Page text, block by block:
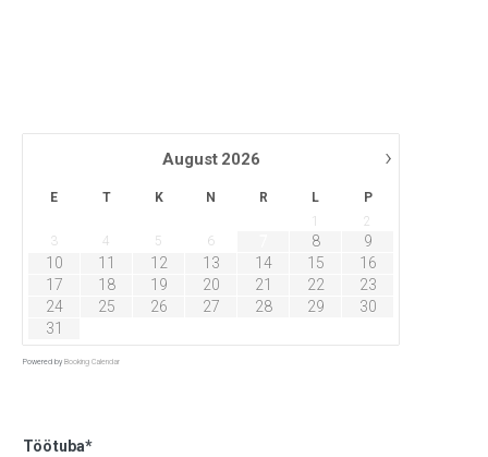
›
August 2026
E T K N R L
P
1
2
3
4 5 6 8
9
10
11 12 13 14 15
16
17
18 19 20 21 22
23
24
25 26 27 28 29
30
31
Powered byBooking Calendar
Töötuba*